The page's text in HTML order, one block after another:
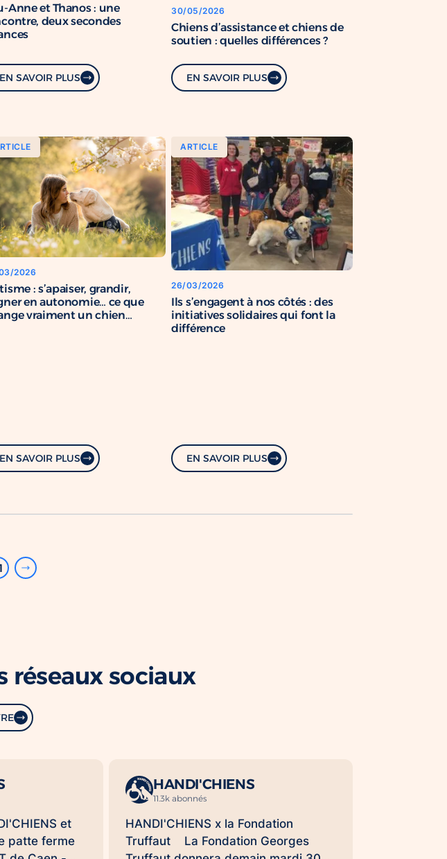
Anne et Thanos : une
deux secondes
EN SAVOIR PLUS
30/05/2026
Chiens d’assistance et chiens de
soutien : quelles différences ?
EN SAVOIR PLUS
2026
: s’apaiser, grandir,
en autonomie… ce que
vraiment un chien
EN SAVOIR PLUS
ARTICLE
26/03/2026
Ils s’engagent à nos côtés : des
initiatives solidaires qui font la
différence
EN SAVOIR PLUS
réseaux sociaux
et
patte ferme
HANDI'CHIENS
11.3k abonnés
HANDI'CHIENS x la Fondation
Truffaut La Fondation Georges